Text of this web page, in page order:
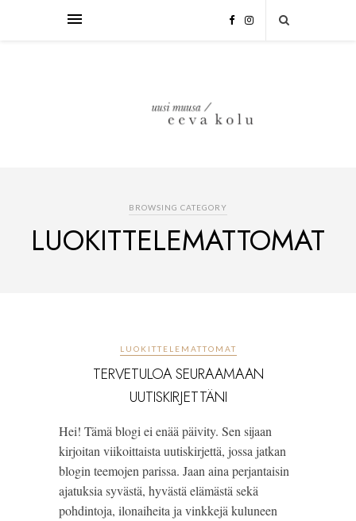
BROWSING CATEGORY
LUOKITTELEMATTOMAT
LUOKITTELEMATTOMAT
TERVETULOA SEURAAMAAN
UUTISKIRJETTÄNI
Hei! Tämä blogi ei enää päivity. Sen sijaan
kirjoitan viikoittaista uutiskirjettä, jossa jatkan
blogin teemojen parissa. Jaan aina perjantaisin
ajatuksia syvästä, hyvästä elämästä sekä
pohdintoja, ilonaiheita ja vinkkejä kuluneen